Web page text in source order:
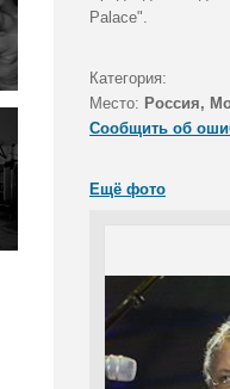
Palace".
Категория:
Место: Россия,
Сообщить об
Ещё фото